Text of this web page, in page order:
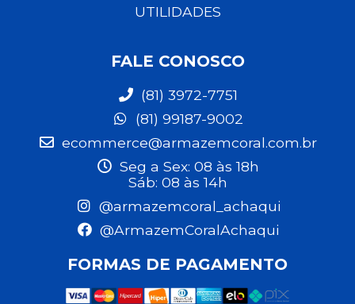
UTILIDADES
FALE CONOSCO
(81) 3972-7751
(81) 99187-9002
ecommerce@armazemcoral.com.br
Seg a Sex: 08 às 18h
Sáb: 08 às 14h
@armazemcoral_achaqui
@ArmazemCoralAchaqui
FORMAS DE PAGAMENTO